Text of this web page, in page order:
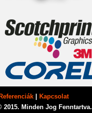
Referenciák
Kapcsolat
2015. Minden Jog Fenntartva.